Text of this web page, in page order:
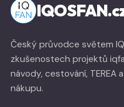
Český průvodce světem
zkušenostech projektů
návody, cestování,
nákupu.